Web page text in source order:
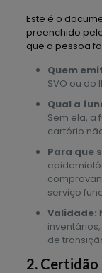
Este é o
preenchido
que a pessoa
Quem
SVO ou do
Qual a
Sem ela, a
cartório
Para que
serviço
Validade:
de
2.